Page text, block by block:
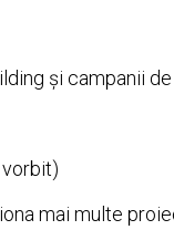
și campanii
mai multe